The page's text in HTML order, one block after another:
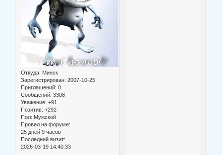
Откуда: Минск
Зарегистрирован: 2007-10-25
Приглашений: 0
Сообщений: 3308
Уважение: +91
Позитив: +292
Пол: Мужской
Провел на форуме:
25 дней 9 часов
Последний визит:
2026-03-19 14:40:33